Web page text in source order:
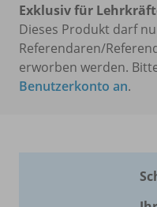
Exklusiv für
Dieses Produkt darf
Referendaren/
erworben werden.
Benutzerkonto an.